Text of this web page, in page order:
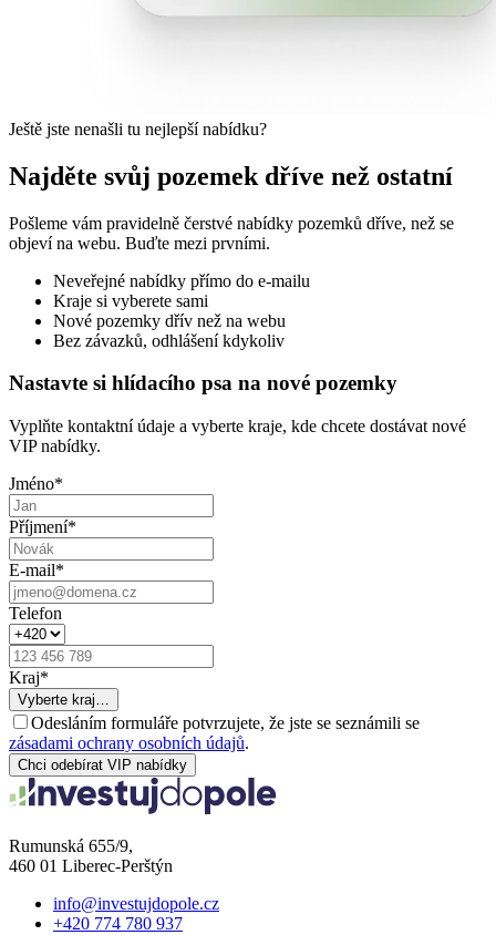
Ještě jste nenašli tu nejlepší nabídku?
Najděte svůj pozemek dříve než ostatní
Pošleme vám pravidelně čerstvé nabídky pozemků dříve, než se
objeví na webu. Buďte mezi prvními.
Neveřejné nabídky přímo do e-mailu
Kraje si vyberete sami
Nové pozemky dřív než na webu
Bez závazků, odhlášení kdykoliv
Nastavte si hlídacího psa na nové pozemky
Vyplňte kontaktní údaje a vyberte kraje, kde chcete dostávat nové
VIP nabídky.
Jméno*
Příjmení*
E-mail*
Telefon
Kraj*
Vyberte kraj…
Odesláním formuláře potvrzujete, že jste se seznámili se
zásadami ochrany osobních údajů.
Chci odebírat VIP nabídky
Rumunská 655/9,
460 01 Liberec-Perštýn
info@investujdopole.cz
+420 774 780 937